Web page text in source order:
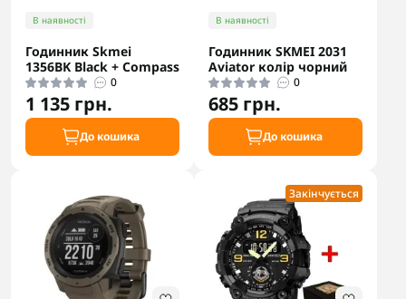
В наявності
Годинник Skmei
1356BK Black + Compass
0
1 135 грн.
До кошика
В наявності
Годинник SKMEI 2031
Aviator колір чорний
0
685 грн.
До кошика
Закінчується